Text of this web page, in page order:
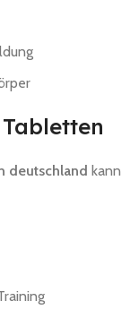
deutschland kann